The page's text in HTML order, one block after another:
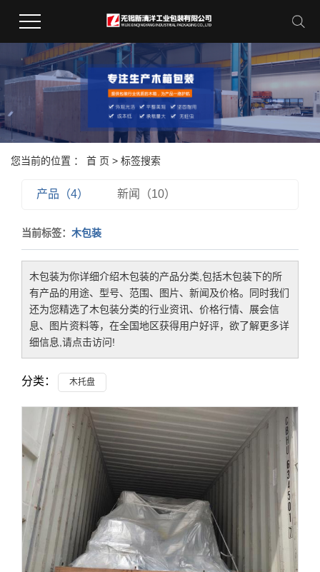
您当前的位置 ： 首 页 > 标签搜索
产品（4） 新闻（10）
当前标签： 木包装
木包装为你详细介绍木包装的产品分类,包括木包装下的所
有产品的用途、型号、范围、图片、新闻及价格。同时我们
还为您精选了木包装分类的行业资讯、价格行情、展会信
息、图片资料等，在全国地区获得用户好评，欲了解更多详
细信息,请点击访问!
分类： 木托盘